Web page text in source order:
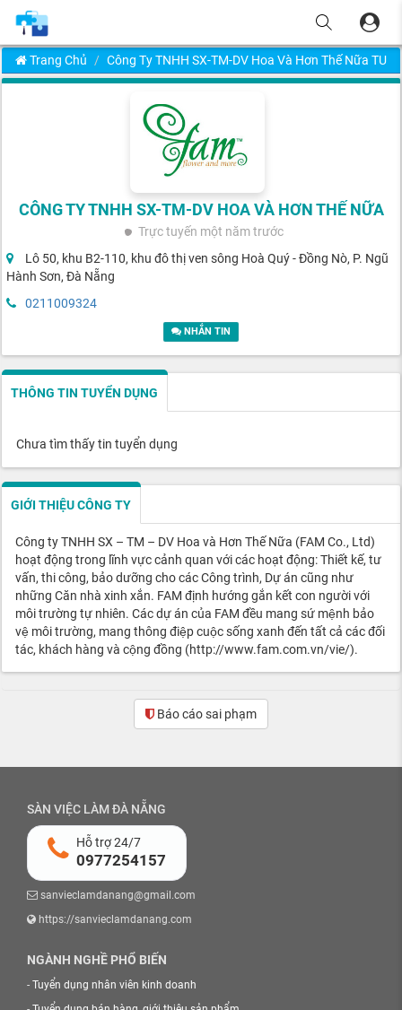
Trang Chủ Công Ty TNHH SX-TM-DV Hoa Và Hơn Thế Nữa
CÔNG TY TNHH SX-TM-DV HOA VÀ HƠN THẾ NỮA
Trực tuyến một năm trước
Lô 50, khu B2-110, khu đô thị ven sông Hoà Quý - Đồng Nò, P. Ngũ
Hành Sơn, Đà Nẵng
0211009324
NHẮN TIN
THÔNG TIN TUYỂN DỤNG
Chưa tìm thấy tin tuyển dụng
GIỚI THIỆU CÔNG TY
Công ty TNHH SX – TM – DV Hoa và Hơn Thế Nữa (FAM Co., Ltd)
hoạt động trong lĩnh vực cảnh quan với các hoạt động: Thiết kế, tư
vấn, thi công, bảo dưỡng cho các Công trình, Dự án cũng như
những Căn nhà xinh xắn. FAM định hướng gắn kết con người với
môi trường tự nhiên. Các dự án của FAM đều mang sứ mệnh bảo
vệ môi trường, mang thông điệp cuộc sống xanh đến tất cả các đối
tác, khách hàng và cộng đồng (http://www.fam.com.vn/vie/).
Báo cáo sai phạm
SÀN VIỆC LÀM ĐÀ NẴNG
Hỗ trợ 24/7
0977254157
sanvieclamdanang@gmail.com
https://sanvieclamdanang.com
NGÀNH NGHỀ PHỔ BIẾN
- Tuyển dụng nhân viên kinh doanh